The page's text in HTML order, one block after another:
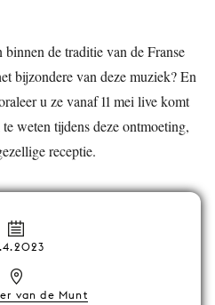
binnen de traditie van de Franse
bijzondere van deze muziek? En
u ze vanaf 11 mei live komt
weten tijdens deze ontmoeting,
receptie.
van de Munt